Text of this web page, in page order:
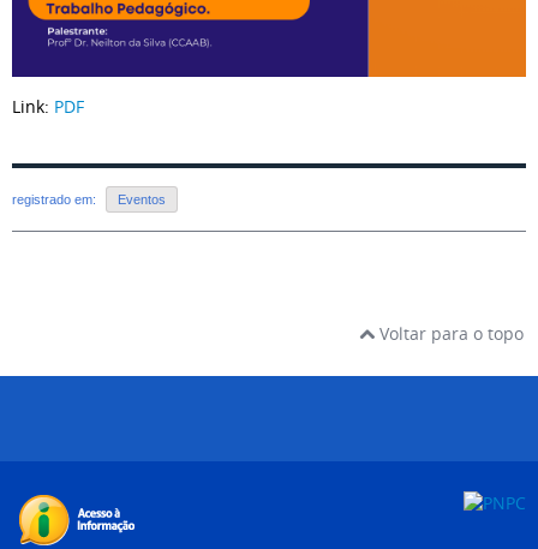
Link: PDF
registrado em: Eventos
Voltar para o topo